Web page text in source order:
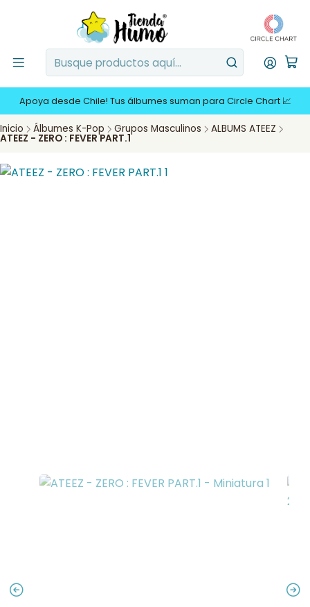
Apoya desde Chile! Tus álbumes suman para Circle Chart 📈
Inicio Álbumes K-Pop Grupos Masculinos ALBUMS ATEEZ
ATEEZ - ZERO : FEVER PART.1